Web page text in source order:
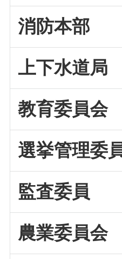
消防本部
上下水道局
教育委員会
選挙管理委
監査委員
農業委員会